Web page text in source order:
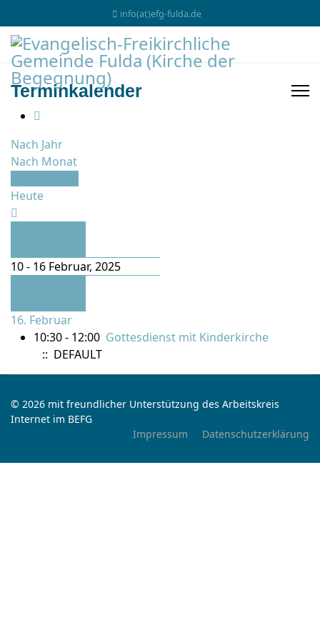
info(at)efg-fulda.de
Terminkalender
Nach Jahr
Nach Monat
Heute
10 - 16 Februar, 2025
16. Februar
10:30 - 12:00 Gottesdienst mit Kinderkirche
:: DEFAULT
© 2026 mit freundlicher Unterstützung des Arbeitskreis
Internet im BEFG
Impressum
Datenschutzerklärung